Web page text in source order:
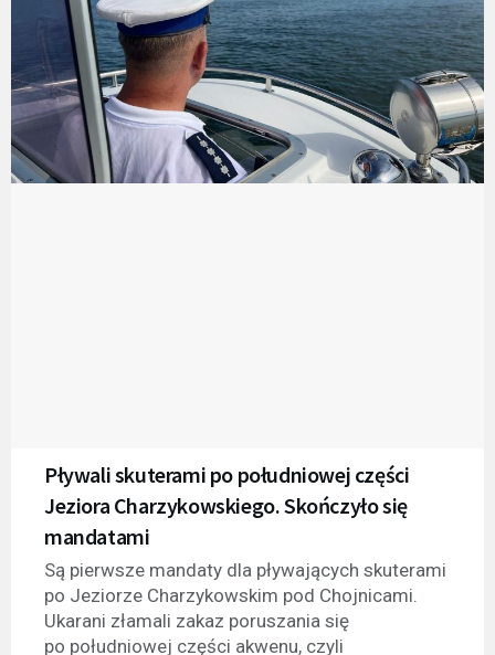
Pływali skuterami po południowej części
Jeziora Charzykowskiego. Skończyło się
mandatami
Są pierwsze mandaty dla pływających skuterami
po Jeziorze Charzykowskim pod Chojnicami.
Ukarani złamali zakaz poruszania się
po południowej części akwenu, czyli